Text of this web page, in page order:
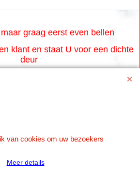
graag eerst even bellen
klant en staat U voor een dichte
deur
0623748251
0599-661302
van cookies om uw bezoekers
Meer details